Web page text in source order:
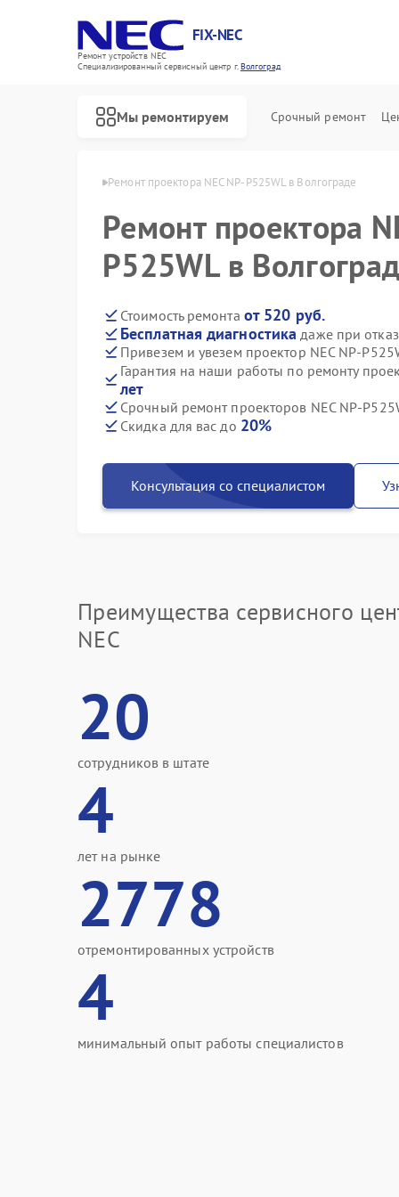
FIX-NEC
Ремонт устройств NEC
Специализированный cервисный центр г.Волгоград
Мы ремонтируем Срочный ремонт
NEC в Волгограде Ремонт проектора NEC NP-P525WL в Волгограде
Ремонт проектора
P525WL в
Стоимость ремонта от 520 руб.
Бесплатная диагностика даже при
Привезем и увезем проектор NEC NP-
Гарантия на наши работы по ремонту
лет
Срочный ремонт проекторов NEC NP-
Скидка для вас до 20%
Консультация со специалистом
Преимущества сервисного
NEC
20
сотрудников в штате
4
лет на рынке
2778
отремонтированных устройств
4
минимальный опыт работы специалистов